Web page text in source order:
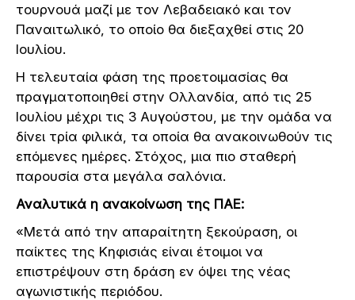
τουρνουά μαζί με τον Λεβαδειακό και τον
Παναιτωλικό, το οποίο θα διεξαχθεί στις 20
Ιουλίου.
Η τελευταία φάση της προετοιμασίας θα
πραγματοποιηθεί στην Ολλανδία, από τις 25
Ιουλίου μέχρι τις 3 Αυγούστου, με την ομάδα να
δίνει τρία φιλικά, τα οποία θα ανακοινωθούν τις
επόμενες ημέρες. Στόχος, μια πιο σταθερή
παρουσία στα μεγάλα σαλόνια.
Αναλυτικά η ανακοίνωση της ΠΑΕ:
«Μετά από την απαραίτητη ξεκούραση, οι
παίκτες της Κηφισιάς είναι έτοιμοι να
επιστρέψουν στη δράση εν όψει της νέας
αγωνιστικής περιόδου.